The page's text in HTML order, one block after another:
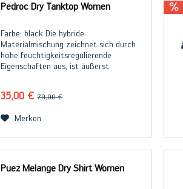
Pedroc Dry Tanktop Women
Farbe: black Die hybride
Materialmischung zeichnet sich durch
hohe feuchtigkeitsregulierende
Eigenschaften aus, ist äußerst
punktet das Tanktop mit seinem
35,00 € 70,00 €
Merken
Puez Melange Dry Shirt Women